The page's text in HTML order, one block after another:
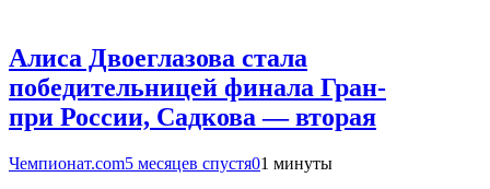
Алиса Двоеглазова стала
победительницей финала Гран-
при России, Садкова — вторая
Чемпионат.com5 месяцев спустя01 минуты